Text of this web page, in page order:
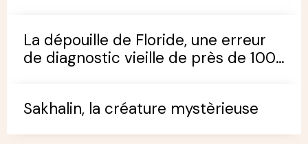
La dépouille de Floride, une erreur
de diagnostic vieille de près de 100
Sakhalin, la créature mystèrieuse